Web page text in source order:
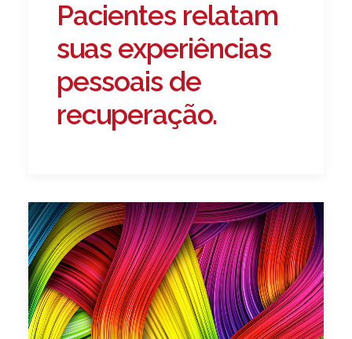
Pacientes relatam
suas experiências
pessoais de
recuperação.